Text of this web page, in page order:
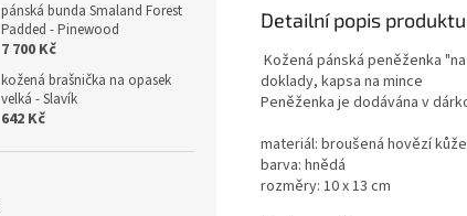
pánská bunda Smaland Forest
Padded - Pinewood
7 700 Kč
kožená brašnička na opasek
velká - Slavík
642 Kč
Detailní popis produktu
Kožená pánská peněženka
doklady, kapsa na mince
Peněženka je dodávána v
materiál: broušená hovězí kůže
barva: hnědá
rozměry: 10 x 13 cm